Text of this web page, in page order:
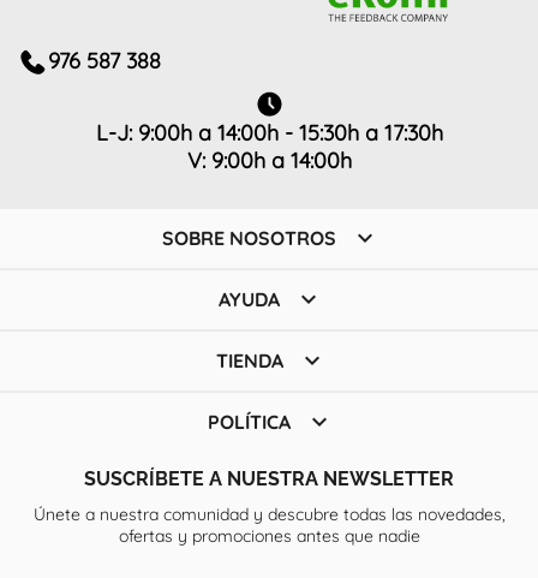
976 587 388
L-J: 9:00h a 14:00h - 15:30h a 17:30h
V: 9:00h a 14:00h
SOBRE NOSOTROS 
AYUDA 
TIENDA 
POLÍTICA 
SUSCRÍBETE A NUESTRA NEWSLETTER
Únete a nuestra comunidad y descubre todas las novedades,
ofertas y promociones antes que nadie